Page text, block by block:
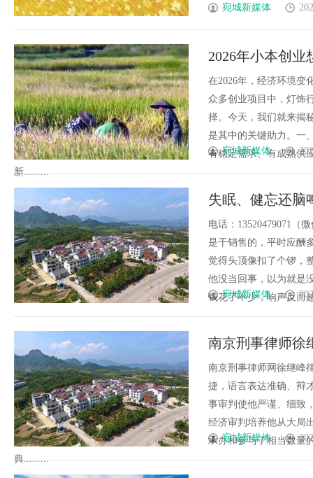
宛城新媒体
2026年小本创
新路径！
在2026年，经济环境变
众多创业项目中，灯饰
择。今天，我们就来揭
是其中的关键助力。一
有稳定需求、有成熟供
新.........
宛城新媒体
失眠、健忘还脑
子，专补耗损的
电话：13520479071（
是干销售的，平时应酬
觉得头顶像扣了个锣，
他没当回事，以为就是
钱花了不少，响声反而
宛城新媒体
南京刑事律师徐
南京刑事律师网徐继峰
捷，语言表达准确、辩
事审判使他严谨、细致
经济审判培养他从大局
承办和参与了相当数量
典.........
宛城新媒体
桩项目软件开发商，
业秘诀？
开店最怕“搜不到”为什么隔壁店
花钱，ai却天天给他免费派单？